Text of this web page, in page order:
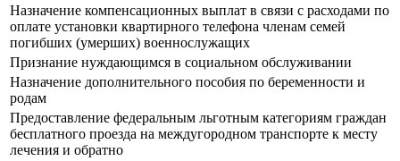
Назначение компенсационных выплат в связи с расходами по
оплате установки квартирного телефона членам семей
погибших (умерших) военнослужащих
Признание нуждающимся в социальном обслуживании
Назначение дополнительного пособия по беременности и
родам
Предоставление федеральным льготным категориям граждан
бесплатного проезда на междугородном транспорте к месту
лечения и обратно